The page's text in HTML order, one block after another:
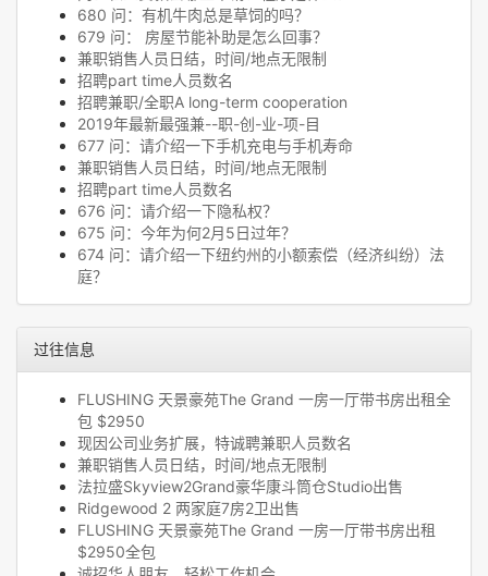
680 问：有机牛肉总是草饲的吗？
679 问： 房屋节能补助是怎么回事？
兼职销售人员日结，时间/地点无限制
招聘part time人员数名
招聘兼职/全职A long-term cooperation
2019年最新最强兼--职-创-业-项-目
677 问：请介绍一下手机充电与手机寿命
兼职销售人员日结，时间/地点无限制
招聘part time人员数名
676 问：请介绍一下隐私权？
675 问：今年为何2月5日过年？
674 问：请介绍一下纽约州的小额索偿（经济纠纷）法
庭？
过往信息
FLUSHING 天景豪苑The Grand 一房一厅带书房出租全
包 $2950
现因公司业务扩展，特诚聘兼职人员数名
兼职销售人员日结，时间/地点无限制
法拉盛Skyview2Grand豪华康斗筒仓Studio出售
Ridgewood 2 两家庭7房2卫出售
FLUSHING 天景豪苑The Grand 一房一厅带书房出租
$2950全包